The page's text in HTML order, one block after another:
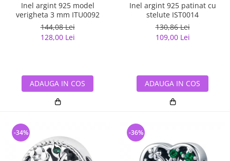
Inel argint 925 model
verigheta 3 mm ITU0092
144,08 Lei
128,00 Lei
ADAUGA IN COS
Inel argint 925 patinat cu
stelute IST0014
130,86 Lei
109,00 Lei
ADAUGA IN COS
-34% -36%